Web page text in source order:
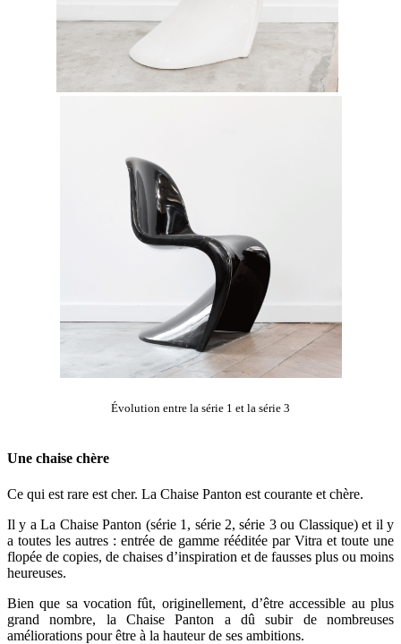
Évolution entre la série 1 et la série 3
Une chaise chère
Ce qui est rare est cher. La Chaise Panton est courante et chère.
Il y a La Chaise Panton (série 1, série 2, série 3 ou Classique) et il y
a toutes les autres : entrée de gamme rééditée par Vitra et toute une
flopée de copies, de chaises d’inspiration et de fausses plus ou moins
heureuses.
Bien que sa vocation fût, originellement, d’être accessible au plus
grand nombre, la Chaise Panton a dû subir de nombreuses
améliorations pour être à la hauteur de ses ambitions.